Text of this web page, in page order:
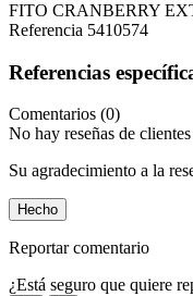
FITO CRANBERRY
Referencia 5410574
Referencias
Comentarios (0)
No hay reseñas de
Su agradecimiento a la
Hecho
Reportar comentario
¿Está seguro que quiere